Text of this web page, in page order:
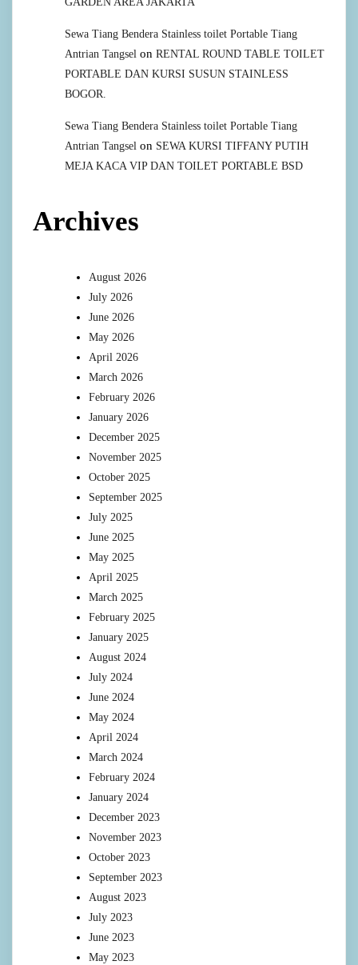
Sewa Tiang Bendera Stainless toilet Portable Tiang
Antrian Tangsel on RENTAL ROUND TABLE TOILET
PORTABLE DAN KURSI SUSUN STAINLESS
BOGOR.
Sewa Tiang Bendera Stainless toilet Portable Tiang
Antrian Tangsel on SEWA KURSI TIFFANY PUTIH
MEJA KACA VIP DAN TOILET PORTABLE BSD
Archives
August 2026
July 2026
June 2026
May 2026
April 2026
March 2026
February 2026
January 2026
December 2025
November 2025
October 2025
September 2025
July 2025
June 2025
May 2025
April 2025
March 2025
February 2025
January 2025
August 2024
July 2024
June 2024
May 2024
April 2024
March 2024
February 2024
January 2024
December 2023
November 2023
October 2023
September 2023
August 2023
July 2023
June 2023
May 2023